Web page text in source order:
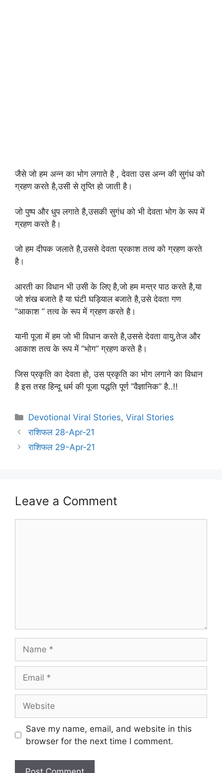
जैसे जो हम अन्न का भोग लगाते है , देवता उस अन्न की सुगंध को
ग्रहण करते है,उसी से तृप्ति हो जाती है।
जो पुष्प और धुप लगाते है,उसकी सुगंध को भी देवता भोग के रूप में
ग्रहण करते है।
जो हम दीपक जलाते है,उससे देवता प्रकाश तत्व को ग्रहण करते
है।
आरती का विधान भी उसी के लिए है,जो हम मन्त्र पाठ करते है,या
जो शंख बजाते है या घंटी घड़ियाल बजाते है,उसे देवता गण
”आकाश ” तत्व के रूप में ग्रहण करते है।
यानी पूजा में हम जो भी विधान करते है,उससे देवता वायु,तेज और
आकाश तत्व के रूप में ”भोग” ग्रहण करते है।
जिस प्रकृति का देवता हो, उस प्रकृति का भोग लगाने का विधान
है इस तरह हिन्दू धर्म की पूजा पद्धति पूर्ण ”वैज्ञानिक” है..!!
Categories
Devotional Viral Stories,Viral Stories
राशिफल 28-Apr-21
राशिफल 29-Apr-21
Leave a Comment
Save my name, email, and website in this
browser for the next time I comment.